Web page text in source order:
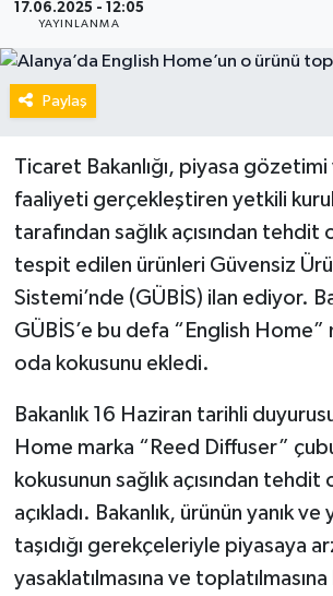
17.06.2025 - 12:05
YAYINLANMA
Paylaş
Ticaret Bakanlığı, piyasa
faaliyeti gerçekleştiren yetkili
tarafından sağlık açısından
tespit edilen ürünleri Güvensiz
Sistemi’nde (GÜBİS) ilan ediyor.
GÜBİS’e bu defa “English Home”
oda kokusunu ekledi.
Bakanlık 16 Haziran tarihli
Home marka “Reed Diffuser”
kokusunun sağlık açısından
açıkladı. Bakanlık, ürünün yanık
taşıdığı gerekçeleriyle piyasaya
yasaklatılmasına ve